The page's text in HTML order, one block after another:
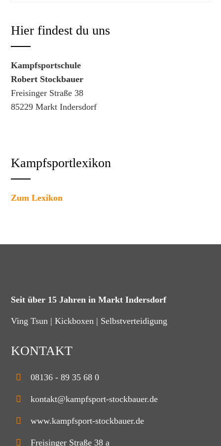
Hier findest du uns
Kampfsportschule
Robert Stockbauer
Freisinger Straße 38
85229 Markt Indersdorf
Kampfsportlexikon
Zum Lexikon
Seit über 15 Jahren in Markt Indersdorf
Ving Tsun | Kickboxen | Selbstverteidigung
KONTAKT
08136 - 89 35 68 0
kontakt@kampfsport-stockbauer.de
www.kampfsport-stockbauer.de
Freisinger Straße 38 a